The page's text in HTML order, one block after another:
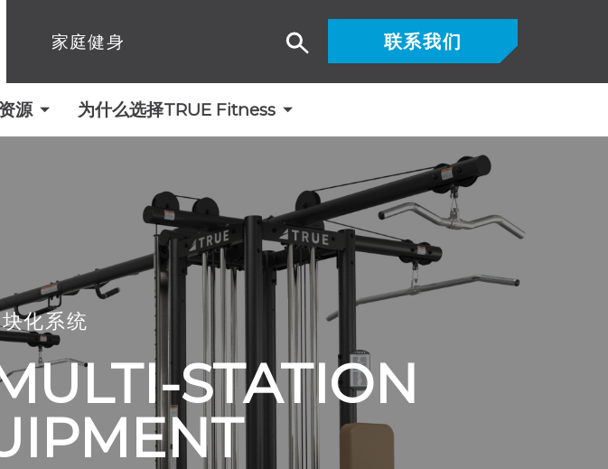
家庭健身
资源 为什么选择TRUE Fitness
联系我们
搜
化系统
STATION